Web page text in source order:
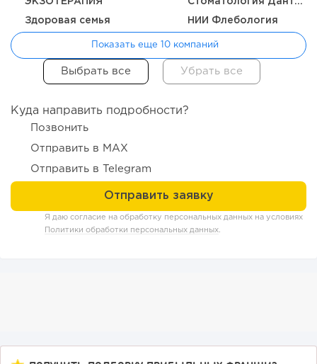
Coffee Way приступил к масштабированию собственной
модели производства...
166 12 2
Здоровая семья НИИ Флебология
Показать еще 10 компаний
Куда направить подробности?
Позвонить
Отправить в MAX
Отправить в Telegram
Я даю согласие на обработку персональных данных на условиях
Политики обработки персональных данных